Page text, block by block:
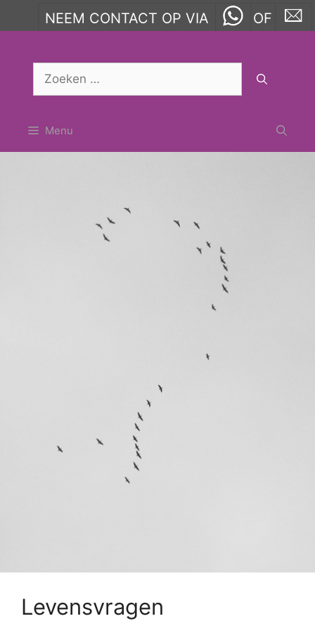
NEEM CONTACT OP VIA OF
Zoek
Menu
Levensvragen